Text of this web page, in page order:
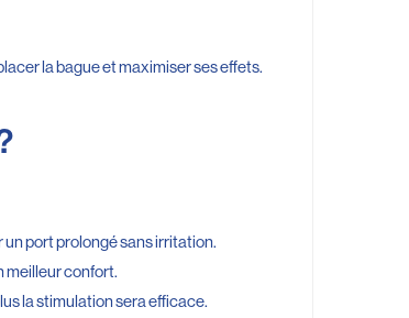
la bague et maximiser ses effets.
port prolongé sans irritation.
meilleur confort.
la stimulation sera efficace.